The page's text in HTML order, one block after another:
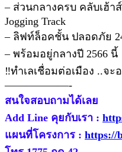
– ส่วนกลางครบ คลับเฮ้า
Jogging Track
– ลิฟท์ล็อคชั้น ปลอดภัย
– พร้อมอยู่กลางปี 2566 นี้
‼ทำเลเชื่อมต่อเมือง ..จ
——————-
สนใจสอบถามได้เลย
Add Line คุยกับเรา :
แผนที่โครงการ : https://